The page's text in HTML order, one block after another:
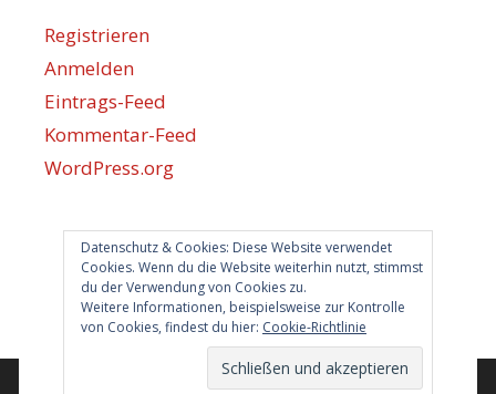
Datenschutz & Cookies: Diese Website verwendet
Cookies. Wenn du die Website weiterhin nutzt, stimmst
du der Verwendung von Cookies zu.
Weitere Informationen, beispielsweise zur Kontrolle
von Cookies, findest du hier: Cookie-Richtlinie
Registrieren
Anmelden
Eintrags-Feed
Kommentar-Feed
WordPress.org
Berlin hilft
info@berlin-hilft.com